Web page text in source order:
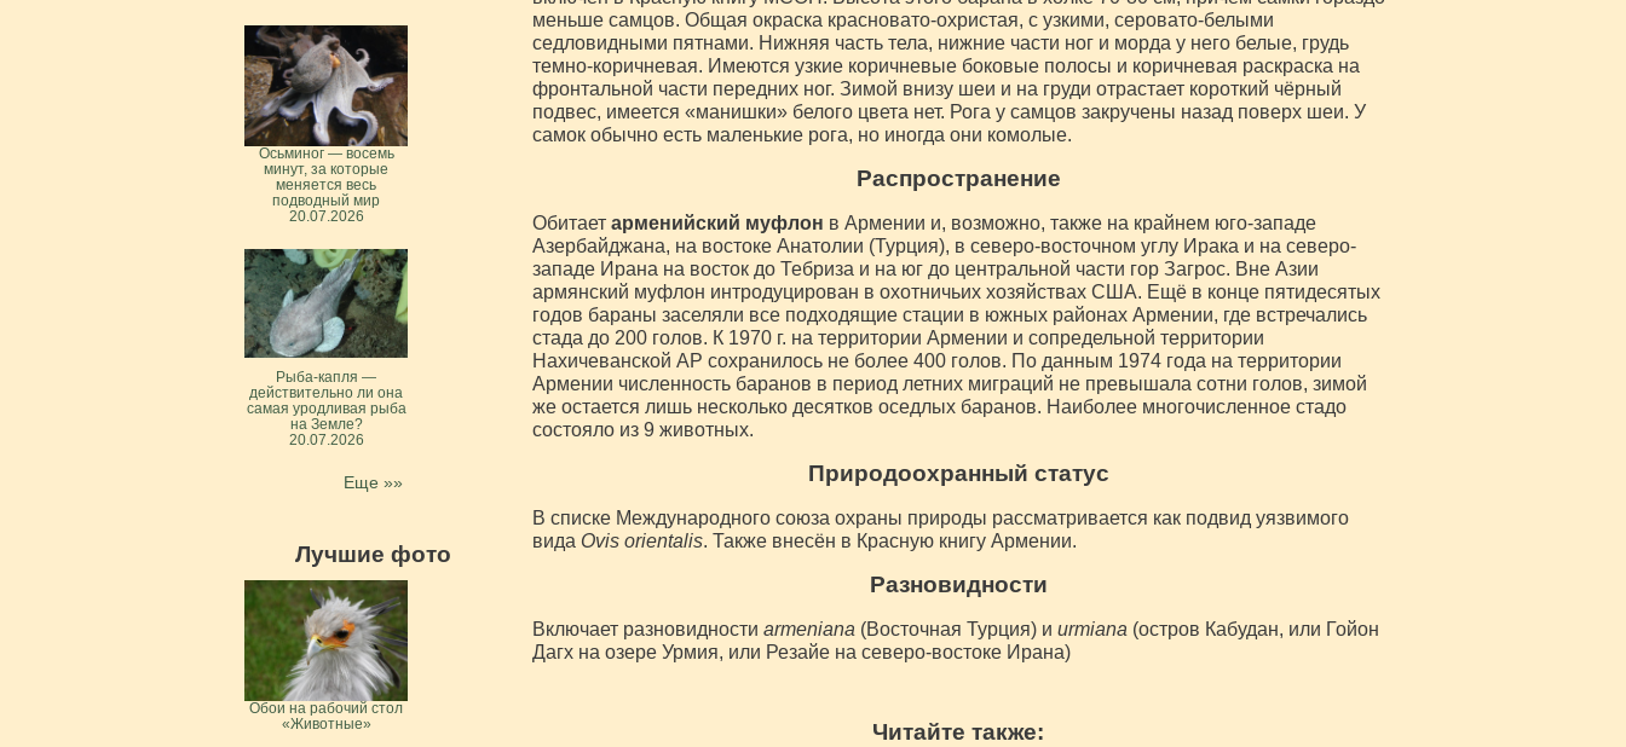
меньше самцов. Общая окраска красновато-охристая, с узкими, серовато-белыми
седловидными пятнами. Нижняя часть тела, нижние части ног и морда у него белые, грудь
темно-коричневая. Имеются узкие коричневые боковые полосы и коричневая раскраска на
фронтальной части передних ног. Зимой внизу шеи и на груди отрастает короткий чёрный
подвес, имеется «манишки» белого цвета нет. Рога у самцов закручены назад поверх шеи. У
самок обычно есть маленькие рога, но иногда они комолые.
Распространение
Обитает арменийский муфлон в Армении и, возможно, также на крайнем юго-западе
Азербайджана, на востоке Анатолии (Турция), в северо-восточном углу Ирака и на северо-
западе Ирана на восток до Тебриза и на юг до центральной части гор Загрос. Вне Азии
армянский муфлон интродуцирован в охотничьих хозяйствах США. Ещё в конце пятидесятых
годов бараны заселяли все подходящие стации в южных районах Армении, где встречались
стада до 200 голов. К 1970 г. на территории Армении и сопредельной территории
Нахичеванской АР сохранилось не более 400 голов. По данным 1974 года на территории
Армении численность баранов в период летних миграций не превышала сотни голов, зимой
же остается лишь несколько десятков оседлых баранов. Наиболее многочисленное стадо
состояло из 9 животных.
Природоохранный статус
В списке Международного союза охраны природы рассматривается как подвид уязвимого
вида Ovis orientalis. Также внесён в Красную книгу Армении.
Разновидности
Включает разновидности armeniana (Восточная Турция) и urmiana (остров Кабудан, или Гойон
Дагх на озере Урмия, или Резайе на северо-востоке Ирана)
Читайте также:
Осьминог — восемь
минут, за которые
меняется весь
подводный мир
20.07.2026
Рыба-капля —
действительно ли она
самая уродливая рыба
на Земле?
20.07.2026
Еще »»
Лучшие фото
Обои на рабочий стол
«Животные»